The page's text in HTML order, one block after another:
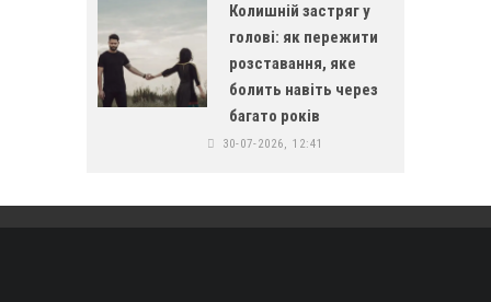
Колишній застряг у
голові: як пережити
розставання, яке
болить навіть через
багато років
30-07-2026, 12:41